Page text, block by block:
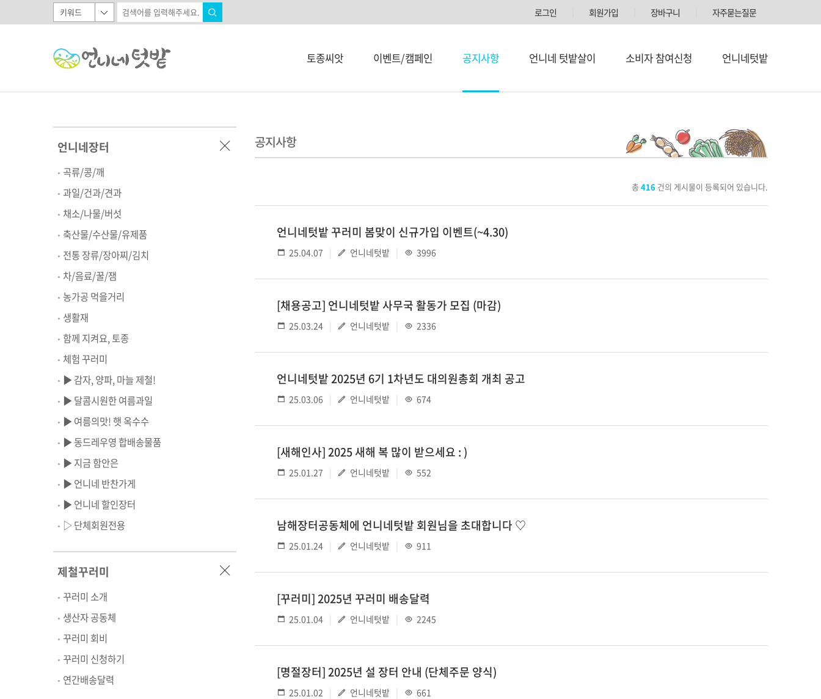
로그인 회원가입 장바구니 자주묻는질문
토종씨앗 이벤트/캠페인 공지사항 언니네 텃밭살이 소비자 참여신청 언니네텃밭
언니네장터
곡류/콩/깨
과일/건과/견과
채소/나물/버섯
축산물/수산물/유제품
전통 장류/장아찌/김치
차/음료/꿀/잼
농가공 먹을거리
생활재
함께 지켜요, 토종
체험 꾸러미
▶ 감자, 양파, 마늘 제철!
▶ 달콤시원한 여름과일
▶ 여름의맛! 햇 옥수수
▶ 동드레우영 합배송물품
▶ 지금 함안은
▶ 언니네 반찬가게
▶ 언니네 할인장터
▷ 단체회원전용
제철꾸러미
꾸러미 소개
생산자 공동체
꾸러미 회비
꾸러미 신청하기
연간배송달력
공지사항
총 416 건의 게시물이 등록되어 있습니다.
언니네텃밭 꾸러미 봄맞이 신규가입 이벤트(~4.30)
25.04.07 언니네텃밭 3996
[채용공고] 언니네텃밭 사무국 활동가 모집 (마감)
25.03.24 언니네텃밭 2336
언니네텃밭 2025년 6기 1차년도 대의원총회 개최 공고
25.03.06 언니네텃밭 674
[새해인사] 2025 새해 복 많이 받으세요 : )
25.01.27 언니네텃밭 552
남해장터공동체에 언니네텃밭 회원님을 초대합니다 ♡
25.01.24 언니네텃밭 911
[꾸러미] 2025년 꾸러미 배송달력
25.01.04 언니네텃밭 2245
[명절장터] 2025년 설 장터 안내 (단체주문 양식)
25.01.02 언니네텃밭 661